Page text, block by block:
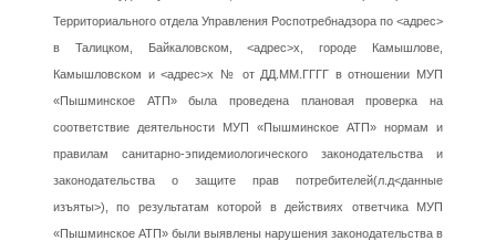
Территориального отдела Управления Роспотребнадзора по <адрес>
в Талицком, Байкаловском, <адрес>х, городе Камышлове,
Камышловском и <адрес>х № от ДД.ММ.ГГГГ в отношении МУП
«Пышминское АТП» была проведена плановая проверка на
соответствие деятельности МУП «Пышминское АТП» нормам и
правилам санитарно-эпидемиологического законодательства и
законодательства о защите прав потребителей(л.д<данные
изъяты>), по результатам которой в действиях ответчика МУП
«Пышминское АТП» были выявлены нарушения законодательства в